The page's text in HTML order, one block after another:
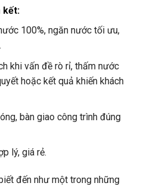
kết:
100%, ngăn nước tối ưu,
khi vấn đề rò rỉ, thấm nước
hoặc kết quả khiến khách
bàn giao công trình đúng
lý, giá rẻ.
đến như một trong những